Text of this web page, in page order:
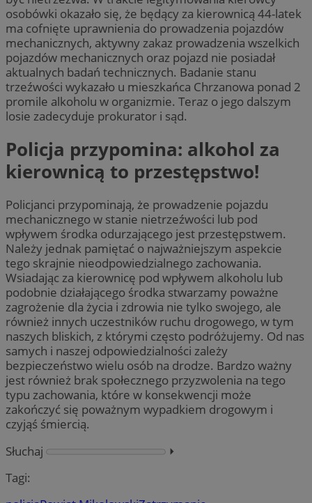
osobówki okazało się, że będący za kierownicą 44-latek
ma cofnięte uprawnienia do prowadzenia pojazdów
mechanicznych, aktywny zakaz prowadzenia wszelkich
pojazdów mechanicznych oraz pojazd nie posiadał
aktualnych badań technicznych. Badanie stanu
trzeźwości wykazało u mieszkańca Chrzanowa ponad 2
promile alkoholu w organizmie. Teraz o jego dalszym
losie zadecyduje prokurator i sąd.
Policja przypomina: alkohol za
kierownicą to przestępstwo!
Policjanci przypominają, że prowadzenie pojazdu
mechanicznego w stanie nietrzeźwości lub pod
wpływem środka odurzającego jest przestępstwem.
Należy jednak pamiętać o najważniejszym aspekcie
tego skrajnie nieodpowiedzialnego zachowania.
Wsiadając za kierownicę pod wpływem alkoholu lub
podobnie działającego środka stwarzamy poważne
zagrożenie dla życia i zdrowia nie tylko swojego, ale
również innych uczestników ruchu drogowego, w tym
naszych bliskich, z którymi często podróżujemy. Od nas
samych i naszej odpowiedzialności zależy
bezpieczeństwo wielu osób na drodze. Bardzo ważny
jest również brak społecznego przyzwolenia na tego
typu zachowania, które w konsekwencji może
zakończyć się poważnym wypadkiem drogowym i
czyjąś śmiercią.
Słuchaj
⏵︎
Tagi: